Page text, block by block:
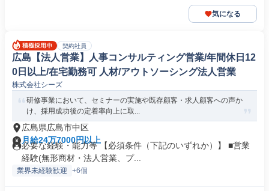
気になる
契約社員
広島【法人営業】人事コンサルティング営業/年間休日12
0日以上/在宅勤務可 人材/アウトソーシング法人営業
株式会社シーズ
研修事業において、セミナーの実施や既存顧客・求人顧客への声か
け、採用成功後の定着率向上に取...
広島県広島市中区
月給24万7000円以上
必要な経験・能力等 【必須条件（下記のいずれか）】 ■営業
経験(無形商材・法人営業、プ...
業界未経験歓迎 +6個